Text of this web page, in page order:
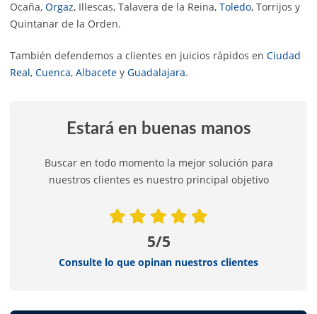
Ocaña, Orgaz, Illescas, Talavera de la Reina, Toledo, Torrijos y
Quintanar de la Orden.
También defendemos a clientes en juicios rápidos en Ciudad
Real, Cuenca, Albacete y Guadalajara.
Estará en buenas manos
Buscar en todo momento la mejor solución para
nuestros clientes es nuestro principal objetivo
5/5
Consulte lo que opinan nuestros clientes